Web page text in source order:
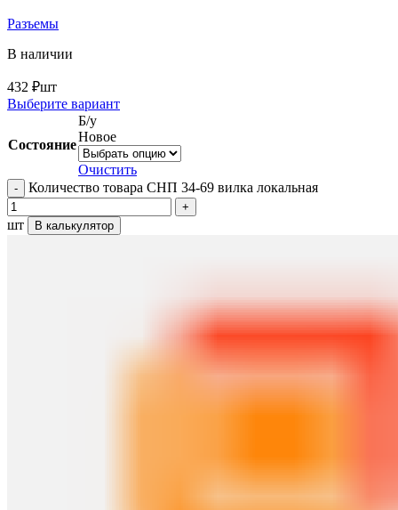
Разъемы
В наличии
432 ₽шт
Выберите вариант
Состояние
Б/у
Новое
Очистить
Количество товара СНП 34-69 вилка локальная
шт В калькулятор